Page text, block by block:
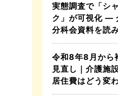
実態調査で「シ
ク」が可視化 ―
分科会資料を読
令和8年8月から
見直し｜介護施
居住費はどう変